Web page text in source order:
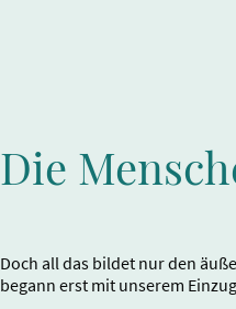
Die
Doch all das bildet nur den
begann erst mit unserem